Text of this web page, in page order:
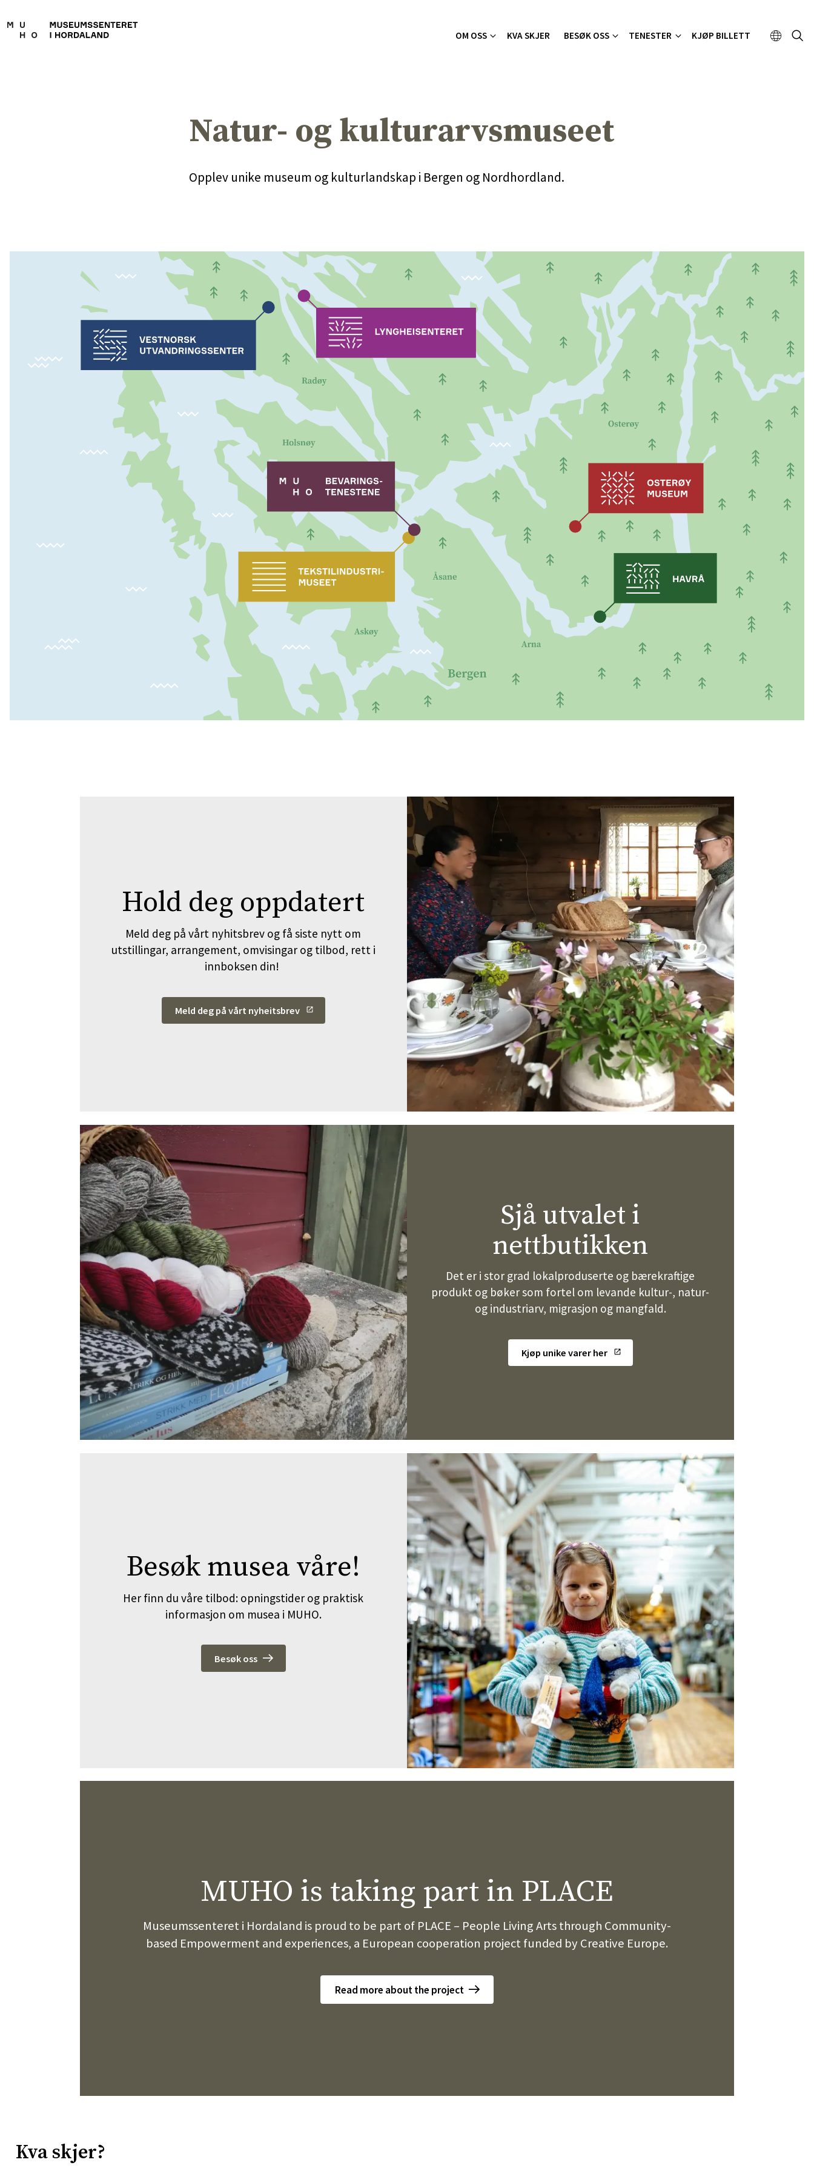
OM OSS KVA SKJER BESØK OSS TENESTER KJØP BILLETT
Natur- og kulturarvsmuseet
Opplev unike museum og kulturlandskap i Bergen og Nordhordland.
Hold deg oppdatert
Meld deg på vårt nyhitsbrev og få siste nytt om
utstillingar, arrangement, omvisingar og tilbod, rett i
innboksen din!
Meld deg på vårt nyheitsbrev
Sjå utvalet i
nettbutikken
Det er i stor grad lokalproduserte og bærekraftige
produkt og bøker som fortel om levande kultur-, natur-
og industriarv, migrasjon og mangfald.
Kjøp unike varer her
Besøk musea våre!
Her finn du våre tilbod: opningstider og praktisk
informasjon om musea i MUHO.
Besøk oss
MUHO is taking part in PLACE
Museumssenteret i Hordaland is proud to be part of PLACE – People Living Arts through Community-
based Empowerment and experiences, a European cooperation project funded by Creative Europe.
Read more about the project
Kva skjer?